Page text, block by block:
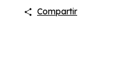
Compartir